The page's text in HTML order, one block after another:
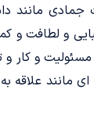
جمادی مانند
و لطافت و
و کار و
ای مانند